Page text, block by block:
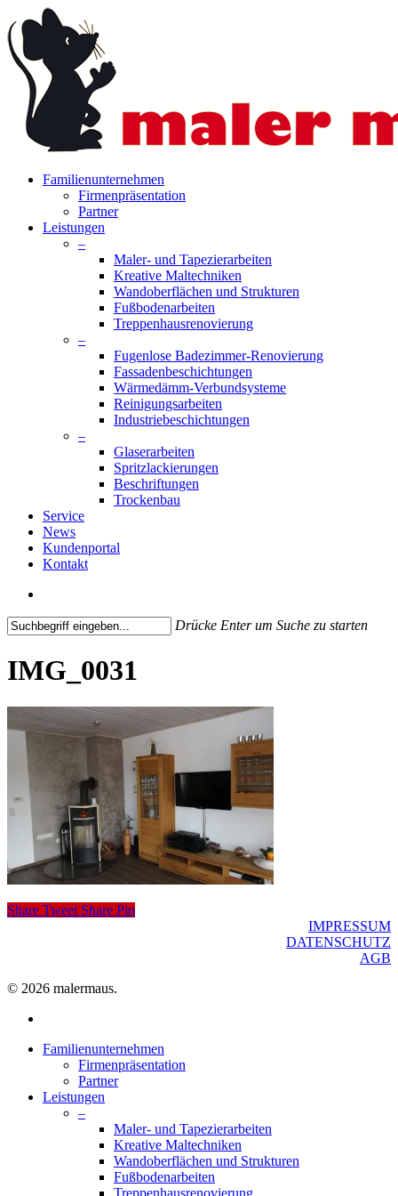
to
main
content
search
Menu
Familienunternehmen
Firmenpräsentation
Partner
Leistungen
–
Maler- und Tapezierarbeiten
Kreative Maltechniken
Wandoberflächen und Strukturen
Fußbodenarbeiten
Treppenhausrenovierung
–
Fugenlose Badezimmer-Renovierung
Fassadenbeschichtungen
Wärmedämm-Verbundsysteme
Reinigungsarbeiten
Industriebeschichtungen
–
Glaserarbeiten
Spritzlackierungen
Beschriftungen
Trockenbau
Service
News
Kundenportal
Kontakt
Drücke Enter um Suche zu starten
Search
IMG_0031
Share Tweet Share Pin
IMPRESSUM
DATENSCHUTZ
AGB
© 2026 malermaus.
Close
Familienunternehmen
Firmenpräsentation
Partner
Leistungen
–
Maler- und Tapezierarbeiten
Kreative Maltechniken
Wandoberflächen und Strukturen
Fußbodenarbeiten
Treppenhausrenovierung